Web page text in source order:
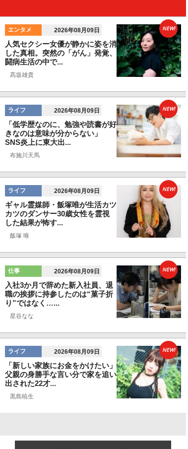
エンタメ 2026年08月09日
人気セクシー女優が静かに姿を消
した真相。突然の「がん」発覚、
闘病生活の中で...
髙坂雄貴
NEW!
ライフ 2026年08月09日
「低学歴なのに、勉強や読書が好
きなのは意味が分からない」
SNS炎上に東大出...
布施川天馬
NEW!
ライフ 2026年08月09日
ギャル霊媒師・飯塚唯が生活カツ
カツのダンサー30歳女性を霊視
した結果が怖す...
飯塚 唯
NEW!
仕事 2026年08月09日
入社3か月で辞めた新入社員、退
職の挨拶に持参したのは“菓子折
り”ではなく…...
星谷なな
NEW!
ライフ 2026年08月09日
「新しい家族にお金をかけたい」
父親の身勝手な言い分で家を追い
出された22才...
黒島暁生
NEW!